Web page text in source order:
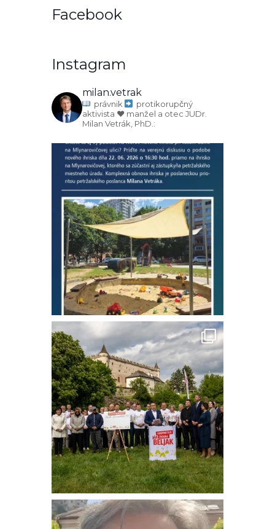
Facebook
Instagram
milan.vetrak
právnik
protikorupčný
aktivista ♥️ manžel a otec JUDr.
Milan Vetrák, PhD.: